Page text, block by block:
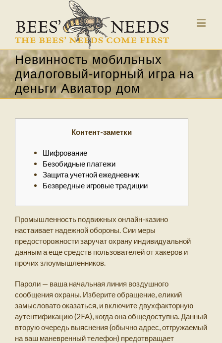
Невинность мобильных
диалоговый-игорный игра на
деньги Авиатор дом
Контент-заметки
Шифрование
Безобидные платежи
Защита учетной ежедневник
Безвредные игровые традиции
Промышленность подвижных онлайн-казино
настаивает надежной обороны. Сии меры
предосторожности заручат охрану индивидуальной
данным а еще средств пользователей от хакеров и
прочих злоумышленников.
Пароли — ваша начальная линия воздушного
сообщения охраны. Изберите обращение, еликий
замысловато оказаться, и включите двухфакторную
аутентификацию (2FA), когда она общедоступна.Данный
вторую очередь выяснения (обычно адрес, отгружаемый
на ваш маневренный телефон) предотвращает